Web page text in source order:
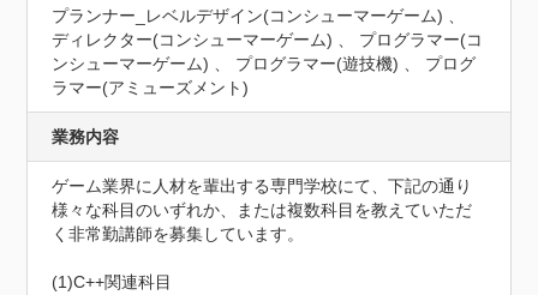
プランナー_レベルデザイン(コンシューマーゲーム) 、
ディレクター(コンシューマーゲーム) 、 プログラマー(コ
ンシューマーゲーム) 、 プログラマー(遊技機) 、 プログ
ラマー(アミューズメント)
業務内容
ゲーム業界に人材を輩出する専門学校にて、下記の通り
様々な科目のいずれか、または複数科目を教えていただ
く非常勤講師を募集しています。
(1)C++関連科目